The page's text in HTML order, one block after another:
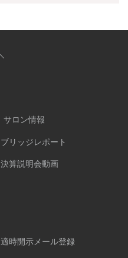
サロン情報
ブリッジレポート
決算説明会動画
適時開示メール登録